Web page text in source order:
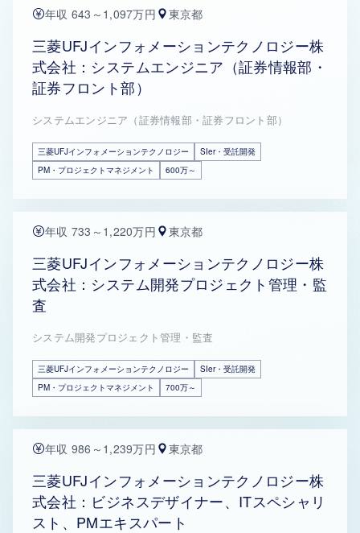
年収 643～1,097万円 東京都
三菱UFJインフォメーションテクノロジー株
式会社：システムエンジニア（証券情報部・
証券フロント部）
システムエンジニア（証券情報部・証券フロント部）
三菱UFJインフォメーションテクノロジー
SIer・受託開発
PM・プロジェクトマネジメント
600万～
年収 733～1,220万円 東京都
三菱UFJインフォメーションテクノロジー株
式会社：システム開発プロジェクト管理・監
査
システム開発プロジェクト管理・監査
三菱UFJインフォメーションテクノロジー
SIer・受託開発
PM・プロジェクトマネジメント
700万～
年収 986～1,239万円 東京都
三菱UFJインフォメーションテクノロジー株
式会社：ビジネスデザイナー、ITスペシャリ
スト、PMエキスパート